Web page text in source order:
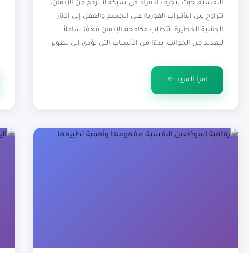
النفسية، حيث ينجرف الأفراد في شبكة لا ترحم من الإدمان،
تتراوح بين التأثيرات الفورية على الجسم والعقل إلى الآثار
الجانبية الخطيرة. تتطلب مكافحة الإدمان فهمًا شاملاً
للعديد من الجوانب، بدءًا من الأسباب التي تؤدي إلى تطوير
التعافي. سنتكلم في […]
اقرأ المزيد ←